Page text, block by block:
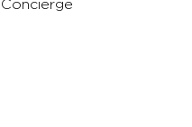
Concierge